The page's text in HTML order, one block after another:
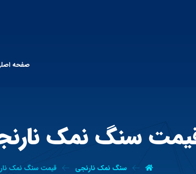
صفحه
سنگ نمک
سنگ نمک نارنجی قیمت سنگ نمک